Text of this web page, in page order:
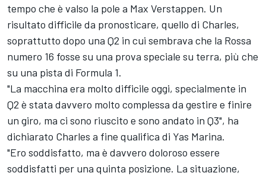
tempo che è valso la pole a Max Verstappen. Un
risultato difficile da pronosticare, quello di Charles,
soprattutto dopo una Q2 in cui sembrava che la Rossa
numero 16 fosse su una prova speciale su terra, più che
su una pista di Formula 1.
"La macchina era molto difficile oggi, specialmente in
Q2 è stata davvero molto complessa da gestire e finire
un giro, ma ci sono riuscito e sono andato in Q3", ha
dichiarato Charles a fine qualifica di Yas Marina.
"Ero soddisfatto, ma è davvero doloroso essere
soddisfatti per una quinta posizione. La situazione,